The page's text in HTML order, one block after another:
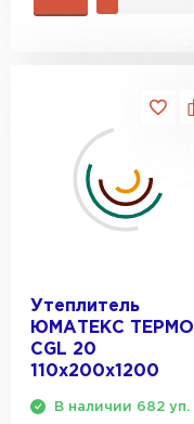
Утеплитель
ЮМАТЕКС ТЕРМО
CGL 20
110х200х1200
В наличии 682 уп.